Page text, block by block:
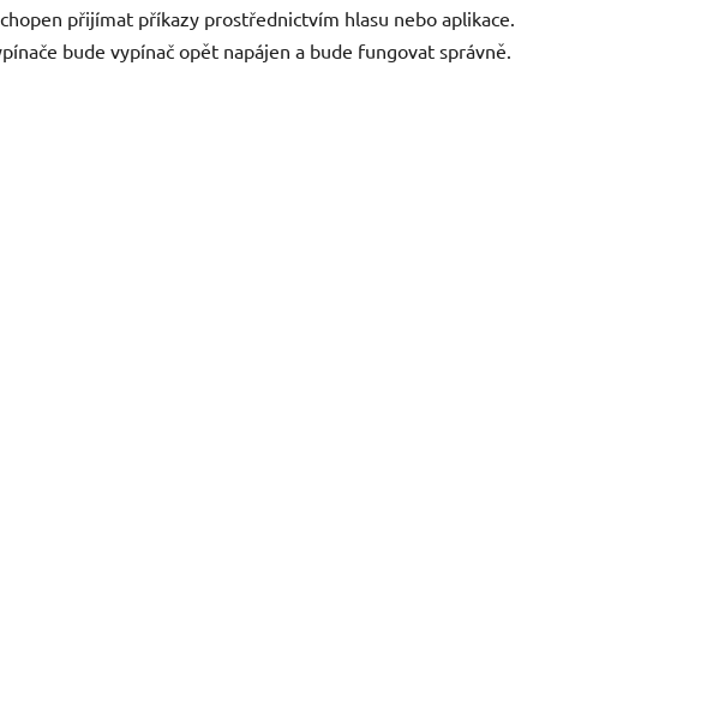
přijímat příkazy prostřednictvím hlasu nebo aplikace.
bude vypínač opět napájen a bude fungovat správně.